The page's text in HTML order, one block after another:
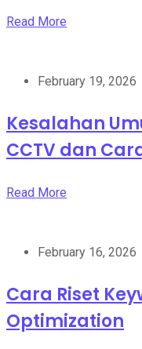
Read More
February 19, 2026
Kesalahan
CCTV dan
Read More
February 16, 2026
Cara Riset
Optimization